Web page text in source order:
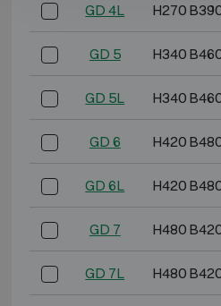
GD 4L H270
GD 5 H340
GD 5L H340
GD 6 H420
GD 6L H420
GD 7 H480
GD 7L H480